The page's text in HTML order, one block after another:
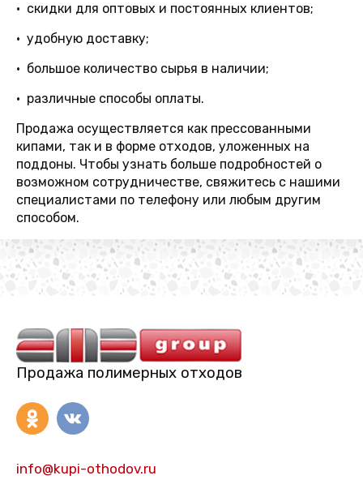
• скидки для оптовых и постоянных клиентов;
• удобную доставку;
• большое количество сырья в наличии;
• различные способы оплаты.
Продажа осуществляется как прессованными
кипами, так и в форме отходов, уложенных на
поддоны. Чтобы узнать больше подробностей о
возможном сотрудничестве, свяжитесь с нашими
специалистами по телефону или любым другим
способом.
Продажа полимерных отходов
info@kupi-othodov.ru